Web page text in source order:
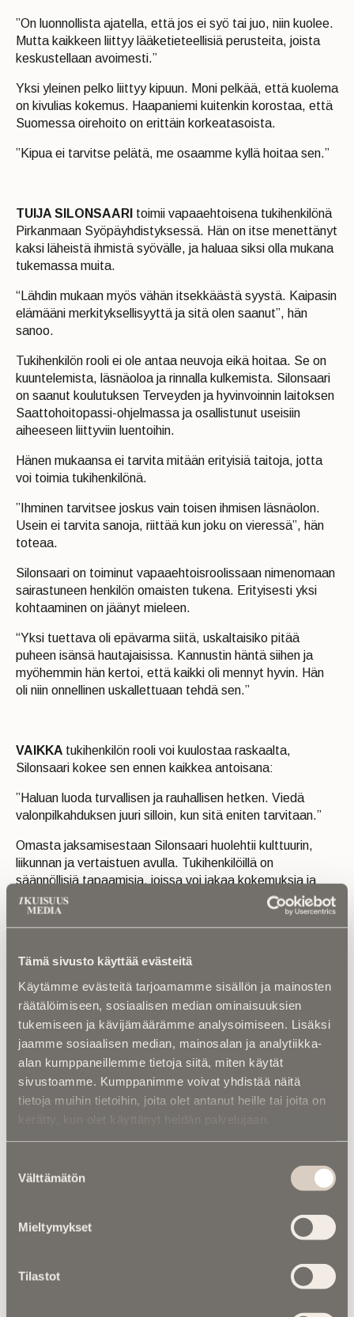
Tämä sivusto käyttää evästeitä
Käytämme evästeitä tarjoamamme sisällön ja mainosten
räätälöimiseen, sosiaalisen median ominaisuuksien
tukemiseen ja kävijämäärämme analysoimiseen. Lisäksi
jaamme sosiaalisen median, mainosalan ja analytiikka-
alan kumppaneillemme tietoja siitä, miten käytät
sivustoamme. Kumppanimme voivat yhdistää näitä
tietoja muihin tietoihin, joita olet antanut heille tai joita on
valinta
Välttämätön
Mieltymykset
Tilastot
”On luonnollista ajatella, että jos ei syö tai juo, niin kuolee.
Mutta kaikkeen liittyy lääketieteellisiä perusteita, joista
keskustellaan avoimesti.”
Yksi yleinen pelko liittyy kipuun. Moni pelkää, että kuolema
on kivulias kokemus. Haapaniemi kuitenkin korostaa, että
Suomessa oirehoito on erittäin korkeatasoista.
”Kipua ei tarvitse pelätä, me osaamme kyllä hoitaa sen.”
TUIJA SILONSAARI toimii vapaaehtoisena tukihenkilönä
Pirkanmaan Syöpäyhdistyksessä. Hän on itse menettänyt
kaksi läheistä ihmistä syövälle, ja haluaa siksi olla mukana
tukemassa muita.
“Lähdin mukaan myös vähän itsekkäästä syystä. Kaipasin
elämääni merkityksellisyyttä ja sitä olen saanut”, hän
sanoo.
Tukihenkilön rooli ei ole antaa neuvoja eikä hoitaa. Se on
kuuntelemista, läsnäoloa ja rinnalla kulkemista. Silonsaari
on saanut koulutuksen Terveyden ja hyvinvoinnin laitoksen
Saattohoitopassi-ohjelmassa ja osallistunut useisiin
aiheeseen liittyviin luentoihin.
Hänen mukaansa ei tarvita mitään erityisiä taitoja, jotta
voi toimia tukihenkilönä.
”Ihminen tarvitsee joskus vain toisen ihmisen läsnäolon.
Usein ei tarvita sanoja, riittää kun joku on vieressä”, hän
toteaa.
Silonsaari on toiminut vapaaehtoisroolissaan nimenomaan
sairastuneen henkilön omaisten tukena. Erityisesti yksi
kohtaaminen on jäänyt mieleen.
“Yksi tuettava oli epävarma siitä, uskaltaisiko pitää
puheen isänsä hautajaisissa. Kannustin häntä siihen ja
myöhemmin hän kertoi, että kaikki oli mennyt hyvin. Hän
oli niin onnellinen uskallettuaan tehdä sen.”
VAIKKA tukihenkilön rooli voi kuulostaa raskaalta,
Silonsaari kokee sen ennen kaikkea antoisana:
”Haluan luoda turvallisen ja rauhallisen hetken. Viedä
valonpilkahduksen juuri silloin, kun sitä eniten tarvitaan.”
Omasta jaksamisestaan Silonsaari huolehtii kulttuurin,
liikunnan ja vertaistuen avulla. Tukihenkilöillä on
säännöllisiä tapaamisia, joissa voi jakaa kokemuksia ja
saada tukea myös toisilta vapaaehtoisilta.
Silonsaari rohkaisee lähtemään mukaan
Vapaaehtoistyöhön voi käyttää niin paljon aikaa kuin itse
haluaa tai pystyy.
Hän myös muistuttaa, että tukihenkilön rooli voi olla
sairastuneen tai omaisen elämässä todella tärkeä.
”Itse ainakin toivoisin, että minulla olisi joku, jonka kanssa
jutella, jotta en kaataisi kaikkea läheisteni niskaan”, hän